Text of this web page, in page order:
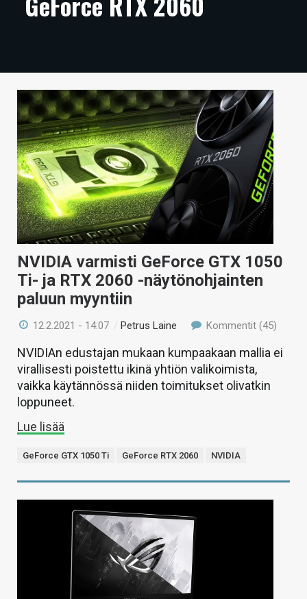
ARTIKKELIT
TECHBBS
TIETOA
HINTA.FI
KAUPPA
VAIHDA TEEMA
HAKU
NVIDIA varmisti GeForce GTX 1050
Ti- ja RTX 2060 -näytönohjainten
paluun myyntiin
12.2.2021 - 14:07 /Petrus Laine Kommentit (45)
NVIDIAn edustajan mukaan kumpaakaan mallia ei
virallisesti poistettu ikinä yhtiön valikoimista,
vaikka käytännössä niiden toimitukset olivatkin
loppuneet.
Lue lisää
GeForce GTX 1050 Ti GeForce RTX 2060 NVIDIA